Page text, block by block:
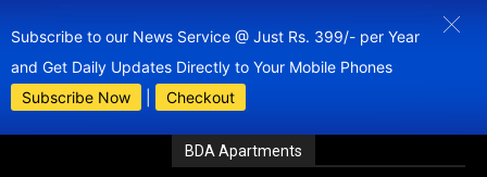
Subscribe to our News Service @ Just Rs. 399/- per Year
and Get Daily Updates Directly to Your Mobile Phones
Subscribe Now
Checkout
BDA Apartments